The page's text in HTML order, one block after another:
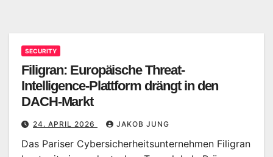
SECURITY
Filigran: Europäische Threat-
Intelligence-Plattform drängt in den
DACH-Markt
24. APRIL 2026 JAKOB JUNG
Das Pariser Cybersicherheitsunternehmen Filigran